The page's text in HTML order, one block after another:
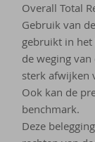
Overall Total
Gebruik van
gebruikt in het
de weging
sterk afwijken
Ook kan de
benchmark.
Deze